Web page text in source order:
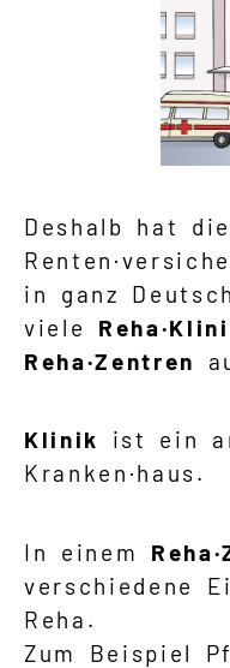
Deshalb hat
in ganz
viele
Reha·Zentren
Klinik
ist ein
Kranken·haus.
In einem
verschiedene
Reha.
Zum Beispiel